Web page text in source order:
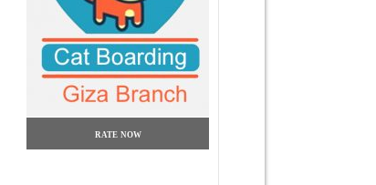
RATE NOW